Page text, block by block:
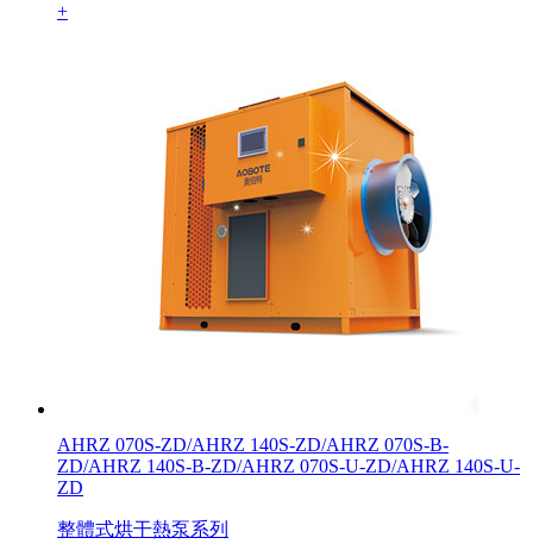
+
AHRZ 070S-ZD/AHRZ 140S-ZD/AHRZ 070S-B-
ZD/AHRZ 140S-B-ZD/AHRZ 070S-U-ZD/AHRZ 140S-U-
ZD
整體式烘干熱泵系列